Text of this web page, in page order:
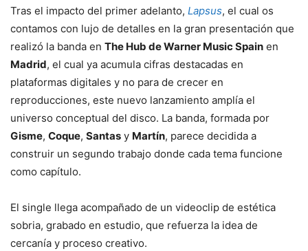
Tras el impacto del primer adelanto, Lapsus, el cual os
contamos con lujo de detalles en la gran presentación que
realizó la banda en The Hub de Warner Music Spain en
Madrid, el cual ya acumula cifras destacadas en
plataformas digitales y no para de crecer en
reproducciones, este nuevo lanzamiento amplía el
universo conceptual del disco. La banda, formada por
Gisme, Coque, Santas y Martín, parece decidida a
construir un segundo trabajo donde cada tema funcione
como capítulo.
El single llega acompañado de un videoclip de estética
sobria, grabado en estudio, que refuerza la idea de
cercanía y proceso creativo.